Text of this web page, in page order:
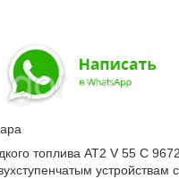
топлива AT2 V 55 C